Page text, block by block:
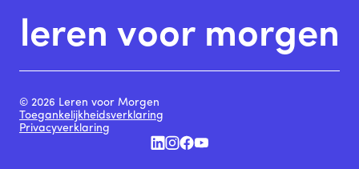
leren voor morgen
© 2026 Leren voor Morgen
Toegankelijkheidsverklaring
Privacyverklaring